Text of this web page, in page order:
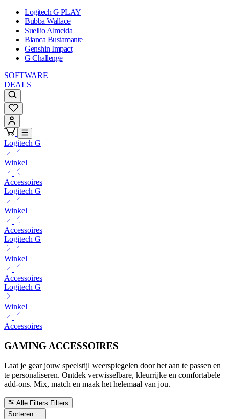
Logitech G PLAY
Bubba Wallace
Suellio Almeida
Bianca Bustamante
Genshin Impact
G Challenge
SOFTWARE
DEALS
Logitech G
Winkel
Accessoires
Logitech G
Winkel
Accessoires
Logitech G
Winkel
Accessoires
Logitech G
Winkel
Accessoires
GAMING ACCESSOIRES
Laat je gear jouw speelstijl weerspiegelen door het aan te passen en
te personaliseren. Ontdek verwisselbare, kleurrijke en comfortabele
add-ons. Mix, match en maak het helemaal van jou.
Alle Filters Filters
Sorteren